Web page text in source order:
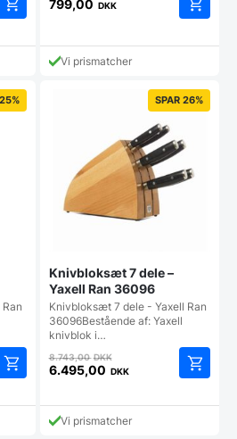
799,00 DKK
Vi prismatcher
SPAR 26%
Knivbloksæt 7 dele –
Yaxell Ran 36096
Knivbloksæt 7 dele - Yaxell Ran
36096Bestående af: Yaxell
knivblok i…
8.743,00DKKDen
oprindelige
var:
8.743,00 DKK.
6.495,00 DKK
aktuelle
prisVi prismatcher